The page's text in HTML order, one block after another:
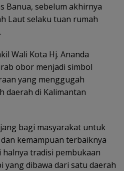
Banua, sebelum akhirnya
Laut selaku tuan rumah
Wali Kota Hj. Ananda
obor menjadi simbol
yang menggugah
daerah di Kalimantan
bagi masyarakat untuk
kemampuan terbaiknya
tradisi pembukaan
yang dibawa dari satu daerah